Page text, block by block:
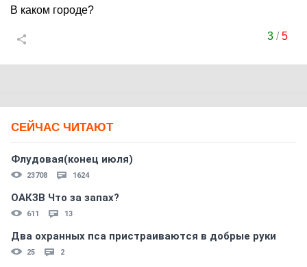
В каком городе?
3/5
СЕЙЧАС ЧИТАЮТ
Флудовая(конец июля)
23708 1624
ОАКЗВ Что за запах?
611 13
Два охранных пса пристраиваются в добрые руки
25 2